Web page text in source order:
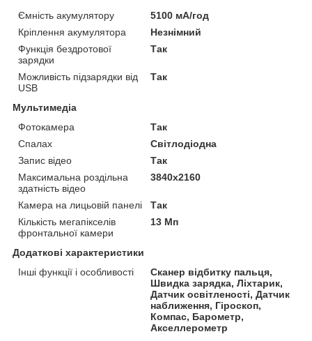
Ємність акумулятору
5100 мА/год
Кріплення акумулятора
Незнімний
Функція бездротової
зарядки
Так
Можливість підзарядки від
USB
Так
Мультимедіа
Фотокамера
Так
Спалах
Світлодіодна
Запис відео
Так
Максимальна роздільна
здатність відео
3840x2160
Камера на лицьовій панелі
Так
Кількість мегапікселів
фронтальної камери
13 Мп
Додаткові характеристики
Інші функції і особливості
Сканер відбитку пальця,
Швидка зарядка, Ліхтарик,
Датчик освітленості, Датчик
наближення, Гіроскоп,
Компас, Барометр,
Акселлерометр